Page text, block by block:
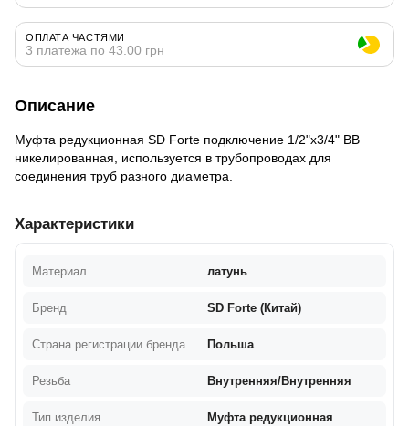
ОПЛАТА ЧАСТЯМИ
3 платежа по 43.00 грн
Описание
Муфта редукционная SD Forte подключение 1/2"х3/4" ВВ
никелированная, используется в трубопроводах для
соединения труб разного диаметра.
Характеристики
Материал латунь
Бренд SD Forte (Китай)
Страна регистрации бренда Польша
Резьба Внутренняя/Внутренняя
Тип изделия Муфта редукционная